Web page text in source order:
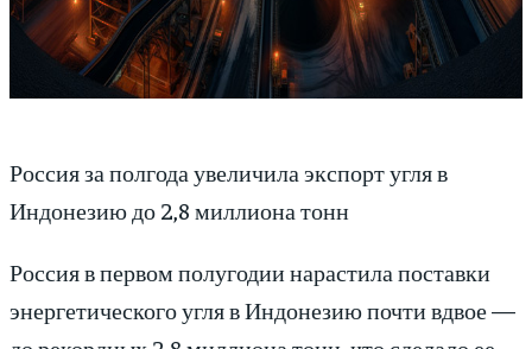
Россия за полгода увеличила экспорт угля в
Индонезию до 2,8 миллиона тонн
Россия в первом полугодии нарастила поставки
энергетического угля в Индонезию почти вдвое —